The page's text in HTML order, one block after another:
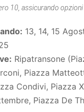
10, assicurando opzioni
13, 14, 15
Ripatransone
Piazza
Condivi, Piazza
Piazza De